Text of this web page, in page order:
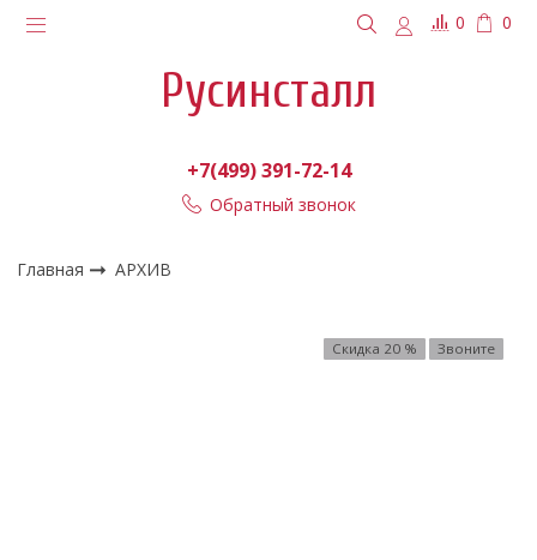
0 0
Русинсталл
+7(499) 391-72-14
Обратный звонок
Главная АРХИВ
Скидка 20 % Звоните